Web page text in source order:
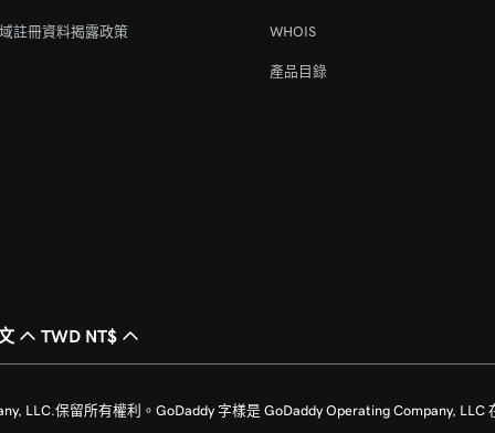
註冊資料揭露政策 WHOIS
產品目錄
TWD NT$
LLC.保留所有權利。GoDaddy 字樣是 GoDaddy Operating Company,